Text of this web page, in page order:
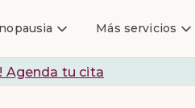
Más servicios
Agenda tu cita